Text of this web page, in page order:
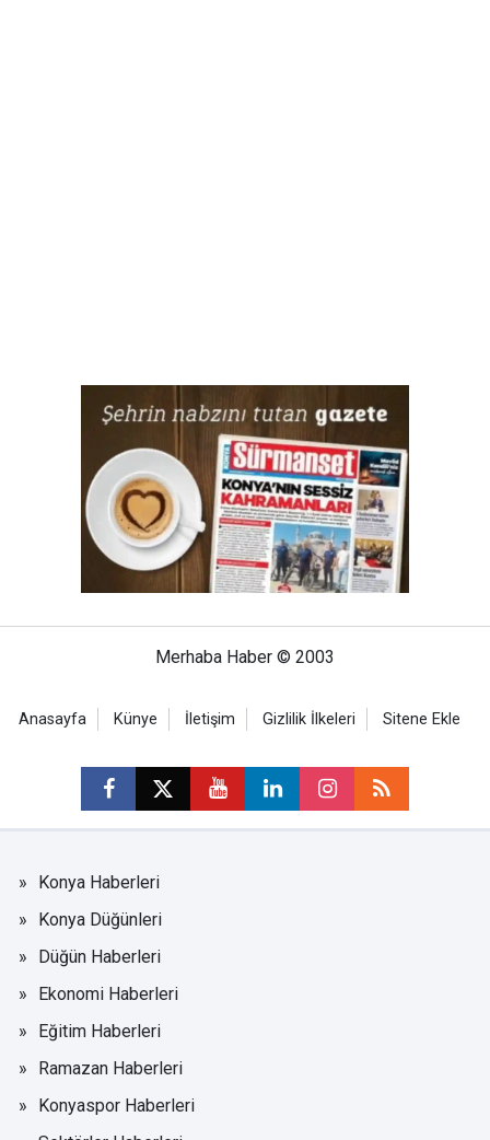
Merhaba Haber © 2003
Anasayfa Künye İletişim Gizlilik İlkeleri Sitene Ekle
Konya Haberleri
Konya Düğünleri
Düğün Haberleri
Ekonomi Haberleri
Eğitim Haberleri
Ramazan Haberleri
Konyaspor Haberleri